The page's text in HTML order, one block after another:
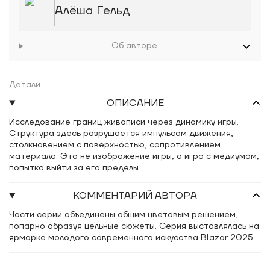
Алёша Гельд
Об авторе
Детали
ОПИСАНИЕ
Исследование границ живописи через динамику игры.
Структура здесь разрушается импульсом движения,
столкновением с поверхностью, сопротивлением
материала. Это не изображение игры, а игра с медиумом,
попытка выйти за его пределы.
КОММЕНТАРИЙ АВТОРА
Части серии объединены общим цветовым решением,
попарно образуя цельные сюжеты. Серия выставлялась на
ярмарке молодого современного искусства Blazar 2025